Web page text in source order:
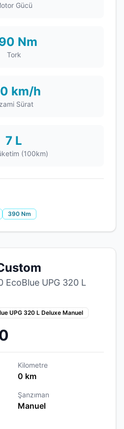
Gücü
Nm
Tork
km/h
Sürat
7 L
(100km)
390 Nm
EcoBlue UPG 320 L
UPG 320 L Deluxe Manuel
Kilometre
0 km
Şanzıman
Manuel